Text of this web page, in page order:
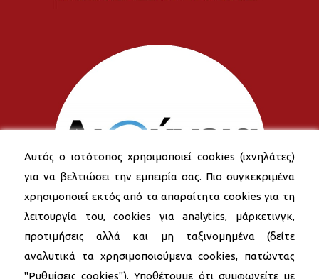
Αυτός ο ιστότοπος χρησιμοποιεί cookies (ιχνηλάτες)
για να βελτιώσει την εμπειρία σας. Πιο συγκεκριμένα
χρησιμοποιεί εκτός από τα απαραίτητα cookies για τη
λειτουργία του, cookies για analytics, μάρκετινγκ,
προτιμήσεις αλλά και μη ταξινομημένα (δείτε
αναλυτικά τα χρησιμοποιούμενα cookies, πατώντας
"Ρυθμίσεις cookies"). Υποθέτουμε ότι συμφωνείτε με